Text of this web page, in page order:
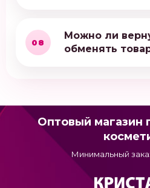
08
Можно ли
обменять
Оптовый магазин
Минимальный